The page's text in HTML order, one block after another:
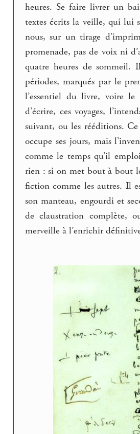
heures. Se faire livrer un
textes écrits la veille, qui lui
nous, sur un tirage
promenade, pas de voix ni
quatre heures de sommeil.
périodes, marqués par le
l’essentiel du livre, voire
d’écrire, ces voyages,
suivant, ou les rééditions.
occupe ses jours, mais
comme le temps qu’il
rien : si on met bout à bout
fiction comme les autres. Il
son manteau, engourdi et
de claustration complète,
merveille à l’enrichir